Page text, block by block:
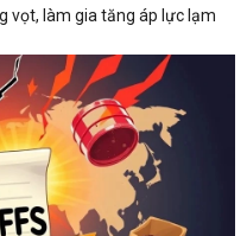
vọt, làm gia tăng áp lực lạm